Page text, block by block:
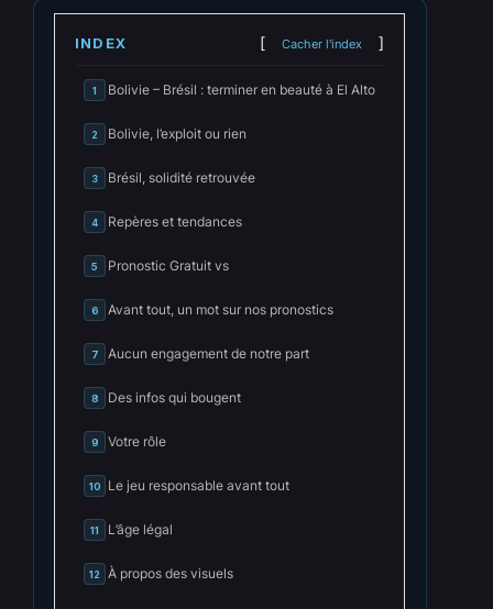
INDEX Cacher l'index
1 Bolivie – Brésil : terminer en beauté à El Alto
2 Bolivie, l’exploit ou rien
3 Brésil, solidité retrouvée
4 Repères et tendances
5 Pronostic Gratuit vs
6 Avant tout, un mot sur nos pronostics
7 Aucun engagement de notre part
8 Des infos qui bougent
9 Votre rôle
10 Le jeu responsable avant tout
11 L’âge légal
12 À propos des visuels